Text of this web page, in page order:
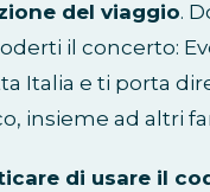
del viaggio.
il concerto:
Italia e ti porta
insieme ad altri
di usare il